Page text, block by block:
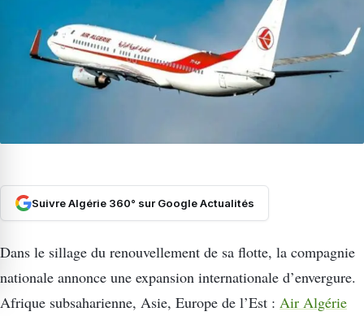
Suivre Algérie 360° sur Google Actualités
Dans le sillage du renouvellement de sa flotte, la compagnie
nationale annonce une expansion internationale d’envergure.
Afrique subsaharienne, Asie, Europe de l’Est : Air Algérie